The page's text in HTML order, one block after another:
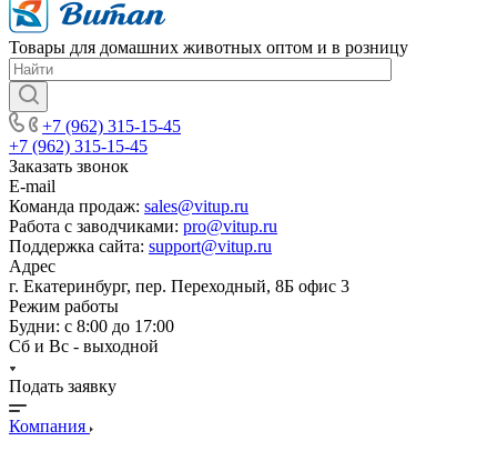
Товары для домашних животных оптом и в розницу
+7 (962) 315-15-45
+7 (962) 315-15-45
Заказать звонок
E-mail
Команда продаж: sales@vitup.ru
Работа с заводчиками: pro@vitup.ru
Поддержка сайта: support@vitup.ru
Адрес
г. Екатеринбург, пер. Переходный, 8Б офис 3
Режим работы
Будни: с 8:00 до 17:00
Сб и Вс - выходной
Подать заявку
Компания